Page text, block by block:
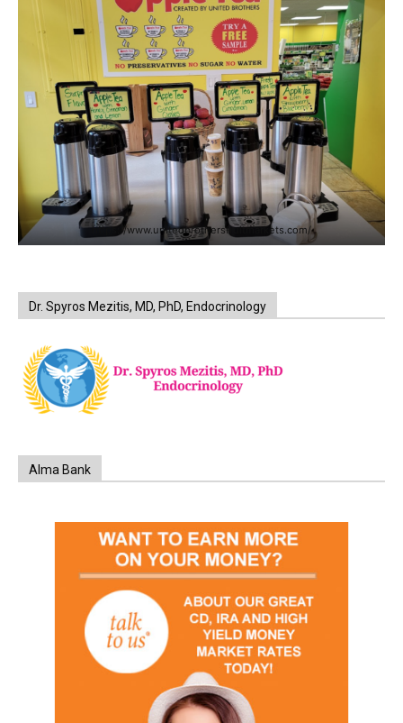
https://www.unitedbrothersfruitmarkets.com/
Dr. Spyros Mezitis, MD, PhD, Endocrinology
Alma Bank